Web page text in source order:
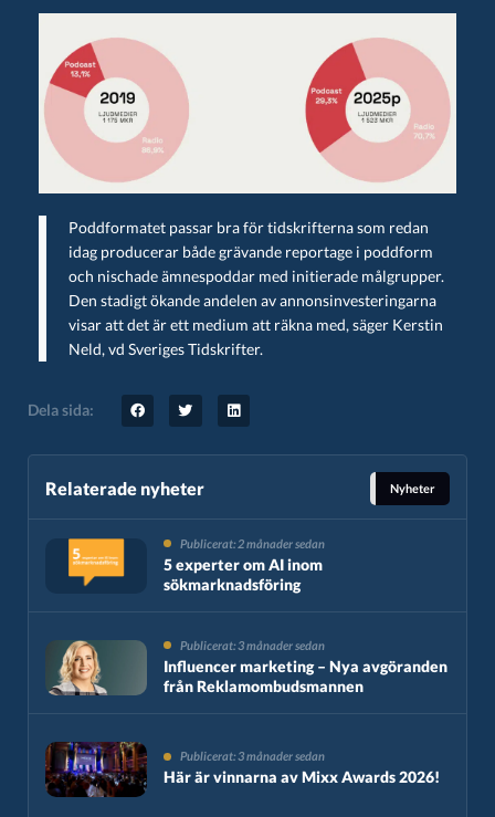
Poddformatet passar bra för tidskrifterna som redan
idag producerar både grävande reportage i poddform
och nischade ämnespoddar med initierade målgrupper.
Den stadigt ökande andelen av annonsinvesteringarna
visar att det är ett medium att räkna med, säger Kerstin
Neld, vd Sveriges Tidskrifter.
Dela sida:
Relaterade nyheter Nyheter
Publicerat: 2 månader sedan
5 experter om AI inom
sökmarknadsföring
Publicerat: 3 månader sedan
Influencer marketing – Nya avgöranden
från Reklamombudsmannen
Publicerat: 3 månader sedan
Här är vinnarna av Mixx Awards 2026!